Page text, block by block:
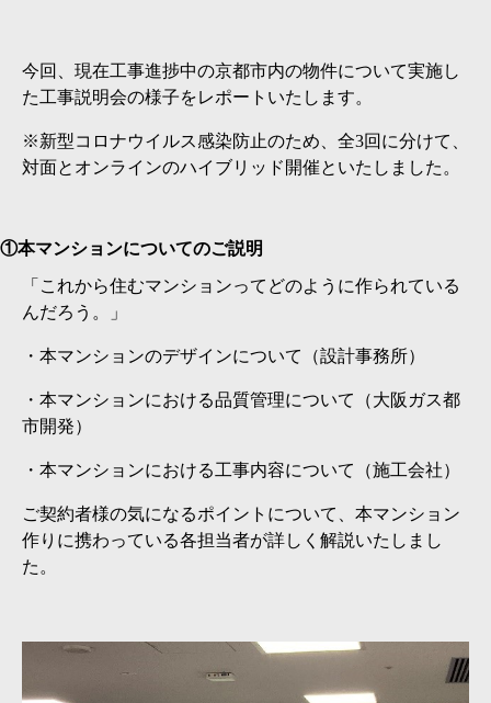
今回、現在工事進捗中の京都市内の物件について実施し
た工事説明会の様子をレポートいたします。
※新型コロナウイルス感染防止のため、全3回に分けて、
対面とオンラインのハイブリッド開催といたしました。
①本マンションについてのご説明
「これから住むマンションってどのように作られている
んだろう。」
・本マンションのデザインについて（設計事務所）
・本マンションにおける品質管理について（大阪ガス都
市開発）
・本マンションにおける工事内容について（施工会社）
ご契約者様の気になるポイントについて、本マンション
作りに携わっている各担当者が詳しく解説いたしまし
た。